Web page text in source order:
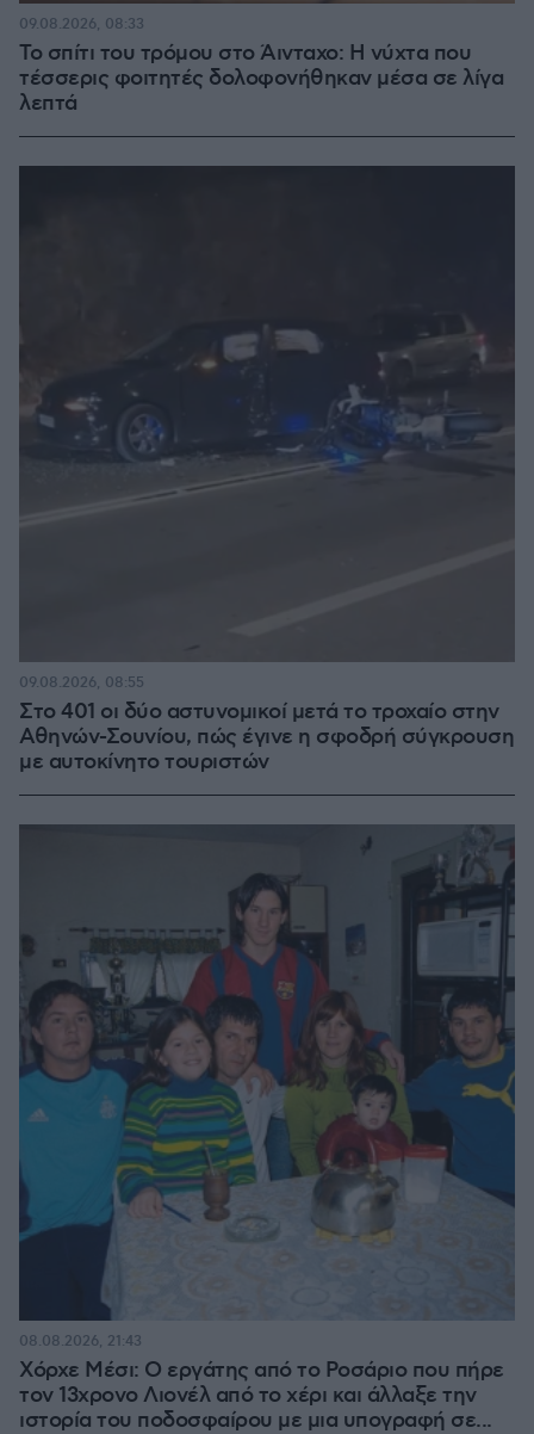
Το σπίτι του τρόμου στο Άινταχο: Η νύχτα που
τέσσερις φοιτητές δολοφονήθηκαν μέσα σε λίγα
λεπτά
09.08.2026, 08:33
Στο 401 οι δύο αστυνομικοί μετά το τροχαίο στην
Αθηνών-Σουνίου, πώς έγινε η σφοδρή σύγκρουση
με αυτοκίνητο τουριστών
09.08.2026, 08:55
Χόρχε Μέσι: Ο εργάτης από το Ροσάριο που πήρε
τον 13χρονο Λιονέλ από το χέρι και άλλαξε την
ιστορία του ποδοσφαίρου με μια υπογραφή σε...
08.08.2026, 21:43